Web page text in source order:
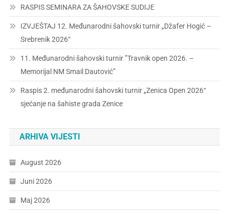
RASPIS SEMINARA ZA ŠAHOVSKE SUDIJE
IZVJEŠTAJ 12. Međunarodni šahovski turnir „Džafer Hogić –
Srebrenik 2026“
11. Međunarodni šahovski turnir ”Travnik open 2026. –
Memorijal NM Smail Dautović”
Raspis 2. međunarodni šahovski turnir „Zenica Open 2026“
sjećanje na šahiste grada Zenice
ARHIVA VIJESTI
August 2026
Juni 2026
Maj 2026